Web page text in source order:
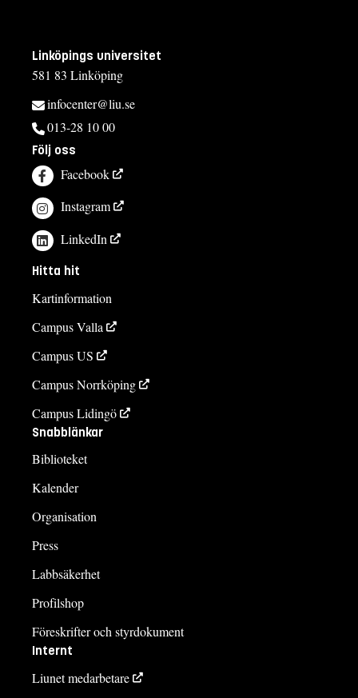
Linköpings universitet
581 83 Linköping
infocenter@liu.se
013-28 10 00
Följ oss
Facebook
Instagram
LinkedIn
Hitta hit
Kartinformation
Campus Valla
Campus US
Campus Norrköping
Campus Lidingö
Snabblänkar
Biblioteket
Kalender
Organisation
Press
Labbsäkerhet
Profilshop
Föreskrifter och styrdokument
Internt
Liunet medarbetare